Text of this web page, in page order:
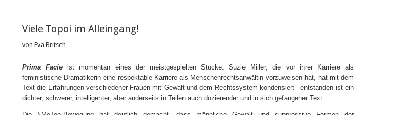
Viele Topoi im Alleingang!
von Eva Britsch
Prima Facie ist momentan eines der meistgespielten Stücke. Suzie Miller, die vor ihrer Karriere als
feministische Dramatikerin eine respektable Karriere als Menschenrechtsanwältin vorzuweisen hat, hat mit dem
Text die Erfahrungen verschiedener Frauen mit Gewalt und dem Rechtssystem kondensiert - entstanden ist ein
dichter, schwerer, intelligenter, aber anderseits in Teilen auch dozierender und in sich gefangener Text.